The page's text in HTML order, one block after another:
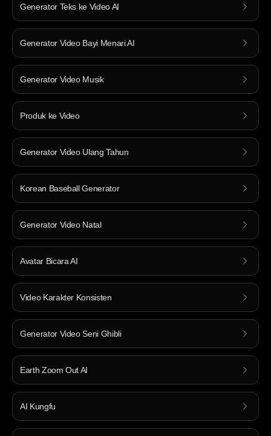
Generator Teks ke Video AI
Generator Video Bayi Menari AI
Generator Video Musik
Produk ke Video
Generator Video Ulang Tahun
Korean Baseball Generator
Generator Video Natal
Avatar Bicara AI
Video Karakter Konsisten
Generator Video Seni Ghibli
Earth Zoom Out AI
AI Kungfu